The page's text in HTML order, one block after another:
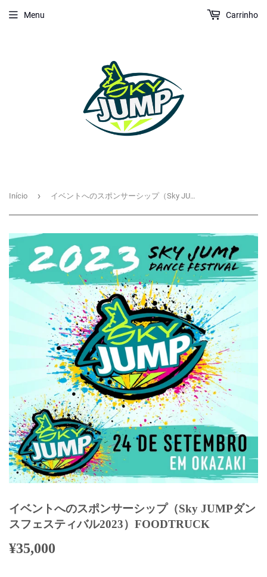
Menu Carrinho
Início › イベントへのスポンサーシップ（Sky JUMPダンスフェスティバル2023）FOODTRUCK
イベントへのスポンサーシップ（Sky JUMPダン
スフェスティバル2023）FOODTRUCK
¥35,000